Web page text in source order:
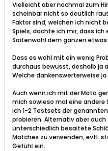
Vielleicht aber nochmal zum
scheinbar nicht so deutlich
Faktor sind, welchen ich nicht
Spiels, dachte ich mir, dass
Saitenwahl dem ganzen
Dass es wohl mit ein wenig
durchaus bewusst, deshalb ja
Welche dankenswerterweise
Auch wenn ich mit der Moto
mich sowieso mal eine
ich 1-2 Testsets der
probieren. Alternativ aber
unterschiedlich besaitete
Matches zu verwenden, evtl.
Gefühl ein.